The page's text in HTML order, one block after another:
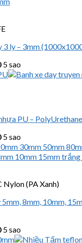
ly – 3mm
5 sao
PU – PolyUrethane
5 sao
Nylon (PA Xanh)
8mm, 10mm,
5 sao